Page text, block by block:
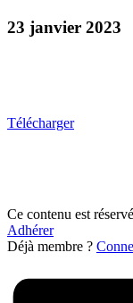
23 janvier 2023
Télécharger
Ce contenu est
Adhérer
Déjà membre ?